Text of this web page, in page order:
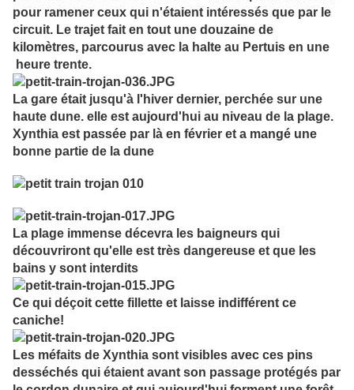
pour ramener ceux qui n'étaient intéressés que par le
circuit. Le trajet fait en tout une douzaine de
kilomètres, parcourus avec la halte au Pertuis en une
heure trente.
La gare était jusqu'à l'hiver dernier, perchée sur une
haute dune. elle est aujourd'hui au niveau de la plage.
Xynthia est passée par là en février et a mangé une
bonne partie de la dune
La plage immense décevra les baigneurs qui
découvriront qu'elle est très dangereuse et que les
bains y sont interdits
Ce qui déçoit cette fillette et laisse indifférent ce
caniche!
Les méfaits de Xynthia sont visibles avec ces pins
desséchés qui étaient avant son passage protégés par